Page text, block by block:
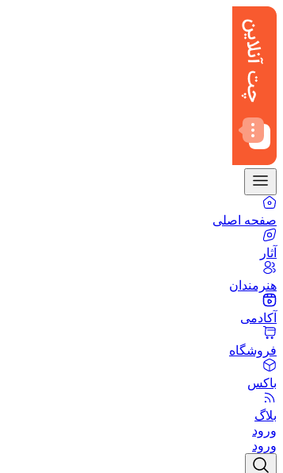
صفحه اصلی
آثار
هنرمندان
آکادمی
فروشگاه
باکس
بلاگ
ورود
ورود